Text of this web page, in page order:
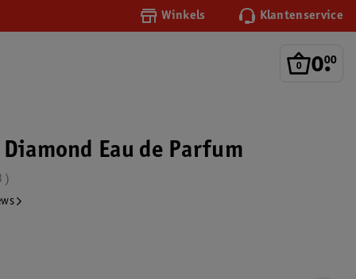
Winkels Klantenservice
0.
00
Eau de Parfum